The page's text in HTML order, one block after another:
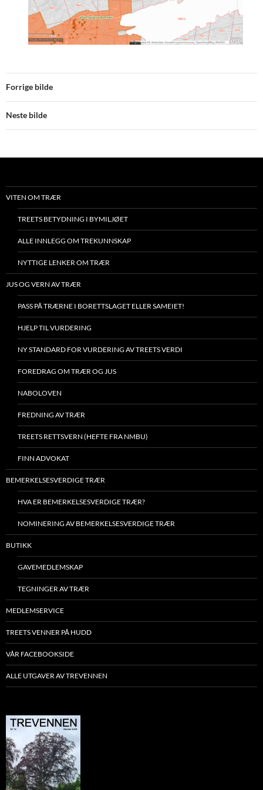
Forrige bilde
Neste bilde
VITEN OM TRÆR
TREETS BETYDNING I BYMILJØET
ALLE INNLEGG OM TREKUNNSKAP
NYTTIGE LENKER OM TRÆR
JUS OG VERN AV TRÆR
PASS PÅ TRÆRNE I BORETTSLAGET ELLER SAMEIET!
HJELP TIL VURDERING
NY STANDARD FOR VURDERING AV TREETS VERDI
FOREDRAG OM TRÆR OG JUS
NABOLOVEN
FREDNING AV TRÆR
TREETS RETTSVERN (HEFTE FRA NMBU)
FINN ADVOKAT
BEMERKELSESVERDIGE TRÆR
HVA ER BEMERKELSESVERDIGE TRÆR?
NOMINERING AV BEMERKELSESVERDIGE TRÆR
BUTIKK
GAVEMEDLEMSKAP
TEGNINGER AV TRÆR
MEDLEMSERVICE
TREETS VENNER PÅ HUDD
VÅR FACEBOOKSIDE
ALLE UTGAVER AV TREVENNEN